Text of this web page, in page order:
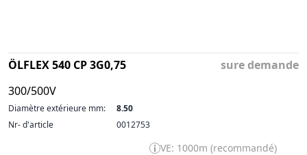
ÖLFLEX 540 CP 3G0,75
300/500V
sure demande
Diamètre extérieure mm:
8.50
Nr- d'article
0012753
VE: 1000m (recommandé)